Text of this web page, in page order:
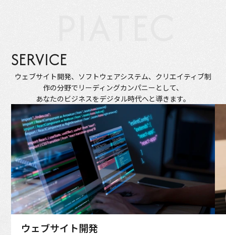
P AT EC
SERVICE
ウェブサイト開発、ソフトウェアシステム、クリエイティブ制
作の分野でリーディングカンパニーとして、
あなたのビジネスをデジタル時代へと導きます。
ウェブサイト開発